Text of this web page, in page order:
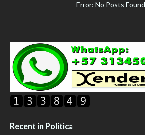
Error: No Posts Found
Recent in Política